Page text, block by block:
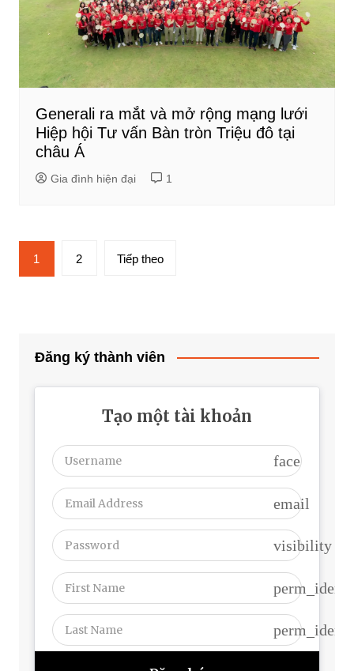
Generali ra mắt và mở rộng mạng lưới
Hiệp hội Tư vấn Bàn tròn Triệu đô tại
châu Á
Gia đình hiện đại 1
Phân
trang
1 2 Tiếp theo
Đăng ký thành viên
Tạo một tài khoản
face
email
visibility